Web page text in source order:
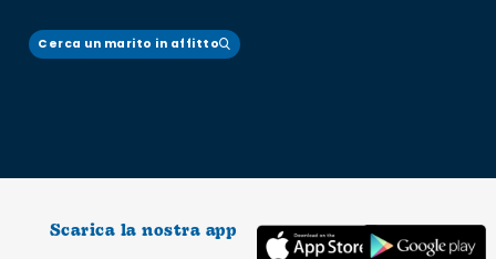
Cerca un marito in affitto
Scarica la nostra app